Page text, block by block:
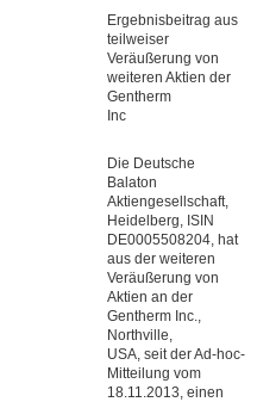
Ergebnisbeitrag aus
teilweiser
Veräußerung von
weiteren Aktien der
Gentherm
Inc
Die Deutsche
Balaton
Aktiengesellschaft,
Heidelberg, ISIN
DE0005508204, hat
aus der weiteren
Veräußerung von
Aktien an der
Gentherm Inc.,
Northville,
USA, seit der Ad-hoc-
Mitteilung vom
18.11.2013, einen